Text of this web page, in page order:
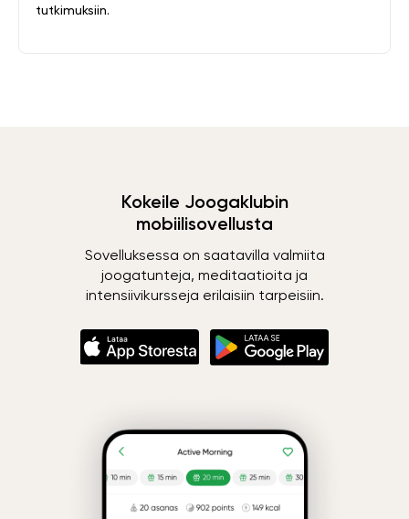
tutkimuksiin.
Kokeile Joogaklubin
mobiilisovellusta
Sovelluksessa on saatavilla valmiita
joogatunteja, meditaatioita ja
intensiivikursseja erilaisiin tarpeisiin.